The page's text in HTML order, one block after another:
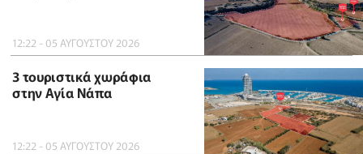
12:22 - 05 ΑΥΓΟΥΣΤΟΥ 2026
3 τουριστικά χωράφια
στην Αγία Νάπα
12:22 - 05 ΑΥΓΟΥΣΤΟΥ 2026